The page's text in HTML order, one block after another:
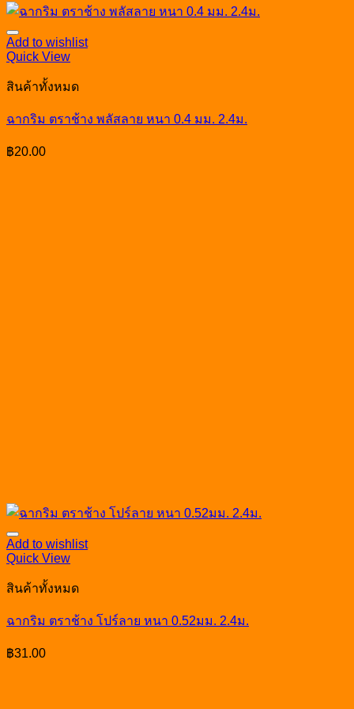
Add to wishlist
Quick View
สินค้าทั้งหมด
ฉากริม ตราช้าง พลัสลาย หนา 0.4 มม. 2.4ม.
฿20.00
Add to wishlist
Quick View
สินค้าทั้งหมด
ฉากริม ตราช้าง โปร์ลาย หนา 0.52มม. 2.4ม.
฿31.00